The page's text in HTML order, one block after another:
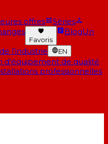
offres
Séries
Favoris
BlogUn
l'industrie EN
d'équipement de qualité
professionnelles